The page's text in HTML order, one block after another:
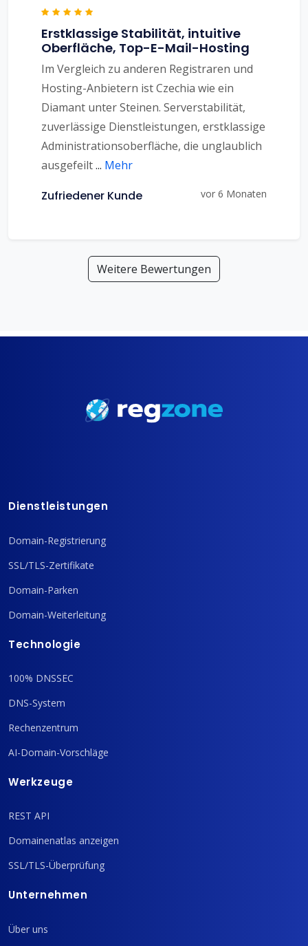
Erstklassige Stabilität, intuitive
Oberfläche, Top-E-Mail-Hosting
Im Vergleich zu anderen Registraren und
Hosting-Anbietern ist Czechia wie ein
Diamant unter Steinen. Serverstabilität,
zuverlässige Dienstleistungen, erstklassige
Administrationsoberfläche, die unglaublich
ausgefeilt... Mehr
Zufriedener Kunde vor 6 Monaten
Weitere Bewertungen
Dienstleistungen
Domain-Registrierung
SSL/TLS-Zertifikate
Domain-Parken
Domain-Weiterleitung
Technologie
100% DNSSEC
DNS-System
Rechenzentrum
AI-Domain-Vorschläge
Werkzeuge
REST API
Domainenatlas anzeigen
SSL/TLS-Überprüfung
Unternehmen
Über uns